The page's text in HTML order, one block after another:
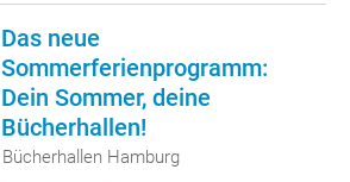
Das neue
Sommerferienprogramm:
Dein Sommer, deine
Bücherhallen!
Bücherhallen Hamburg